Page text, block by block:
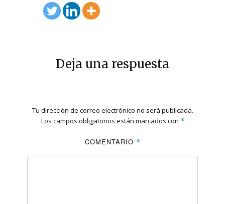
Deja una respuesta
Tu dirección de correo electrónico no será publicada.
Los campos obligatorios están marcados con *
COMENTARIO *